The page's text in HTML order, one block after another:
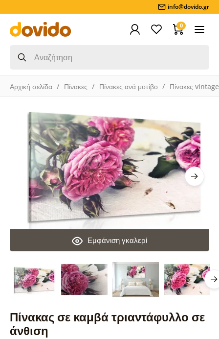
info@dovido.gr
0
Αρχική σελίδα Πίνακες Πίνακες ανά μοτίβο Πίνακες
Πίνακας σε καμβά τριαντάφυλλο σε
άνθιση
Εμφάνιση γκαλερί